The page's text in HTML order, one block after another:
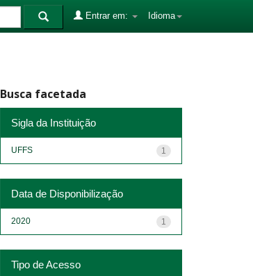
Idioma
Entrar em:
Busca facetada
Sigla da Instituição
1
UFFS
Data de Disponibilização
1
2020
Tipo de Acesso